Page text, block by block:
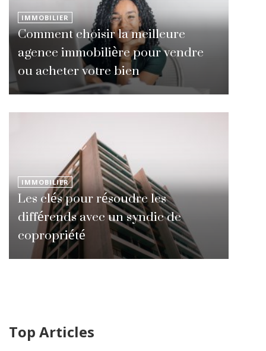
IMMOBILIER
Comment choisir la meilleure
agence immobilière pour vendre
ou acheter votre bien
IMMOBILIER
Les clés pour résoudre les
différends avec un syndic de
copropriété
Top Articles